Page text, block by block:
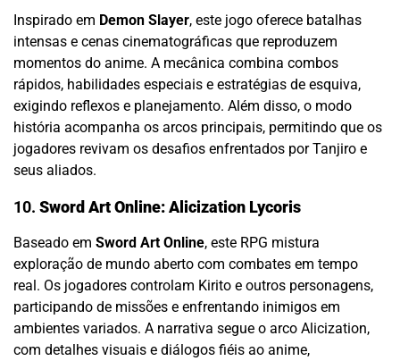
Inspirado em Demon Slayer, este jogo oferece batalhas
intensas e cenas cinematográficas que reproduzem
momentos do anime. A mecânica combina combos
rápidos, habilidades especiais e estratégias de esquiva,
exigindo reflexos e planejamento. Além disso, o modo
história acompanha os arcos principais, permitindo que os
jogadores revivam os desafios enfrentados por Tanjiro e
seus aliados.
10. Sword Art Online: Alicization Lycoris
Baseado em Sword Art Online, este RPG mistura
exploração de mundo aberto com combates em tempo
real. Os jogadores controlam Kirito e outros personagens,
participando de missões e enfrentando inimigos em
ambientes variados. A narrativa segue o arco Alicization,
com detalhes visuais e diálogos fiéis ao anime,